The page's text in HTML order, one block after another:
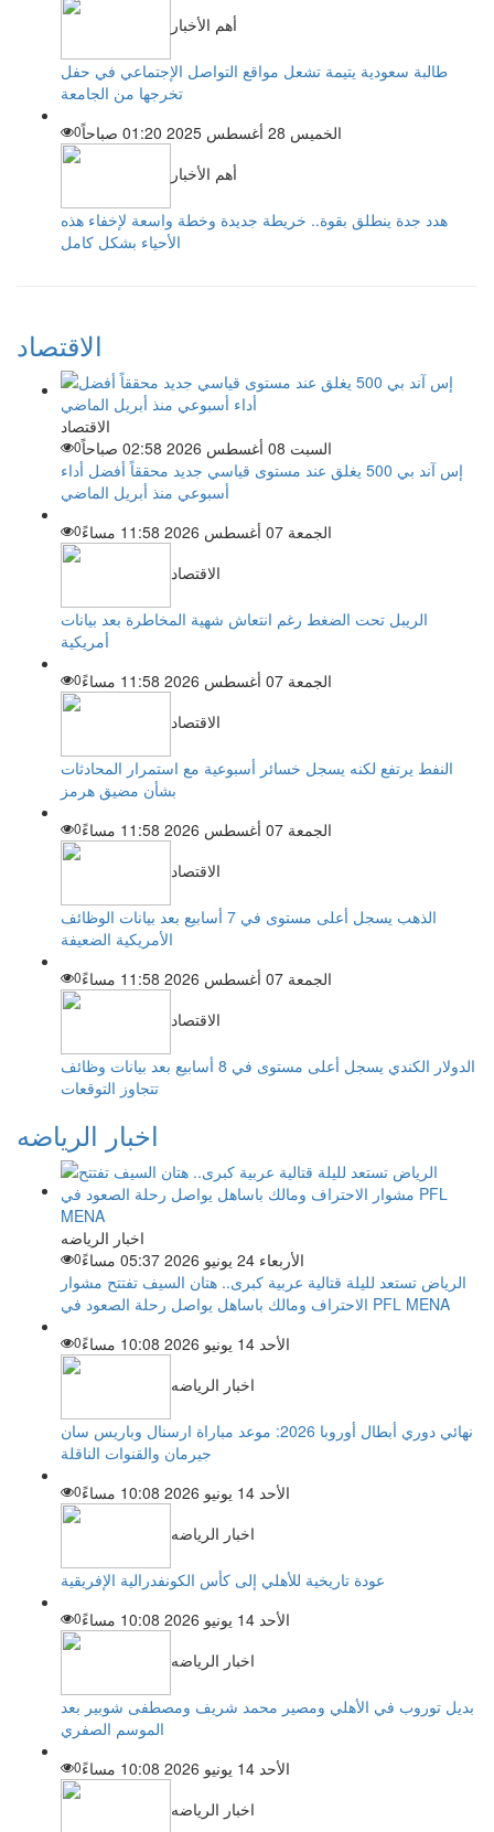
أهم الأخبار
طالبة سعودية يتيمة تشعل مواقع التواصل الإجتماعي في حفل
تخرجها من الجامعة
الخميس 28 أغسطس 2025 01:20 صباحاً
0
أهم الأخبار
هدد جدة ينطلق بقوة.. خريطة جديدة وخطة واسعة لإخفاء هذه
الأحياء بشكل كامل
الاقتصاد
الاقتصاد
السبت 08 أغسطس 2026 02:58 صباحاً
0
إس آند بي 500 يغلق عند مستوى قياسي جديد محققاً أفضل أداء
أسبوعي منذ أبريل الماضي
الجمعة 07 أغسطس 2026 11:58 مساءً
0
الاقتصاد
الريبل تحت الضغط رغم انتعاش شهية المخاطرة بعد بيانات
أمريكية
الجمعة 07 أغسطس 2026 11:58 مساءً
0
الاقتصاد
النفط يرتفع لكنه يسجل خسائر أسبوعية مع استمرار المحادثات
بشأن مضيق هرمز
الجمعة 07 أغسطس 2026 11:58 مساءً
0
الاقتصاد
الذهب يسجل أعلى مستوى في 7 أسابيع بعد بيانات الوظائف
الأمريكية الضعيفة
الجمعة 07 أغسطس 2026 11:58 مساءً
0
الاقتصاد
الدولار الكندي يسجل أعلى مستوى في 8 أسابيع بعد بيانات وظائف
تتجاوز التوقعات
اخبار الرياضه
اخبار الرياضه
الأربعاء 24 يونيو 2026 05:37 مساءً
0
الرياض تستعد لليلة قتالية عربية كبرى.. هتان السيف تفتتح مشوار
الاحتراف ومالك باساهل يواصل رحلة الصعود في PFL MENA
الأحد 14 يونيو 2026 10:08 مساءً
0
اخبار الرياضه
نهائي دوري أبطال أوروبا 2026: موعد مباراة ارسنال وباريس سان
جيرمان والقنوات الناقلة
الأحد 14 يونيو 2026 10:08 مساءً
0
اخبار الرياضه
عودة تاريخية للأهلي إلى كأس الكونفدرالية الإفريقية
الأحد 14 يونيو 2026 10:08 مساءً
0
اخبار الرياضه
بديل توروب في الأهلي ومصير محمد شريف ومصطفى شوبير بعد
الموسم الصفري
الأحد 14 يونيو 2026 10:08 مساءً
0
اخبار الرياضه